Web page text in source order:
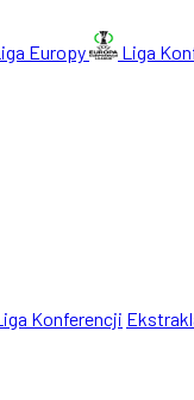
Europy Liga
Konferencji